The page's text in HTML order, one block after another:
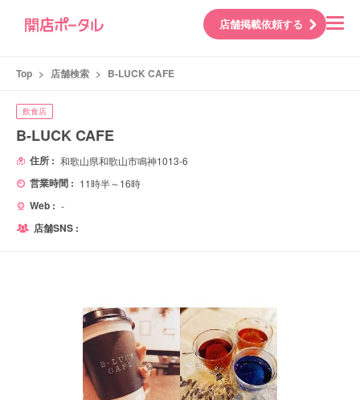
店舗掲載依頼する
Top > 店舗検索 > B-LUCK CAFE
飲食店
B-LUCK CAFE
住所 : 和歌山県和歌山市鳴神1013-6
営業時間 : 11時半～16時
Web : -
店舗SNS :